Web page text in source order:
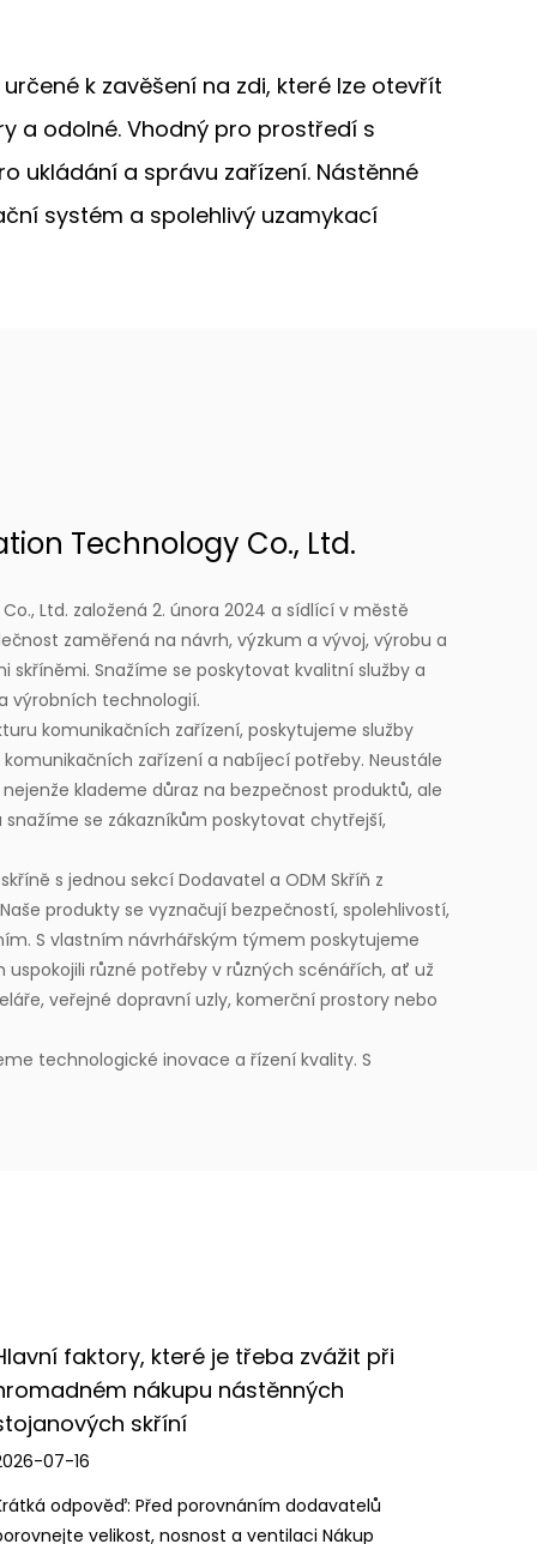
k zavěšení na zdi, které lze otevřít
a odolné. Vhodný pro prostředí s
ukládání a správu zařízení. Nástěnné
systém a spolehlivý uzamykací
Technology Co., Ltd.
Ltd. založená 2. února 2024 a sídlící v městě
zaměřená na návrh, výzkum a vývoj, výrobu a
Snažíme se poskytovat kvalitní služby a
výrobních technologií.
komunikačních zařízení, poskytujeme služby
zařízení a nabíjecí potřeby. Neustále
klademe důraz na bezpečnost produktů, ale
se zákazníkům poskytovat chytřejší,
s jednou sekcí Dodavatel a ODM Skříň z
produkty se vyznačují bezpečností, spolehlivostí,
S vlastním návrhářským týmem poskytujeme
uspokojili různé potřeby v různých scénářích, ať už
veřejné dopravní uzly, komerční prostory nebo
technologické inovace a řízení kvality. S
při
Průvodce výběrem nabíječky pro
2026-07-09
Nejpřímější odpověď je tato: vyberte a
bezpečnostních funkcí, jako j...